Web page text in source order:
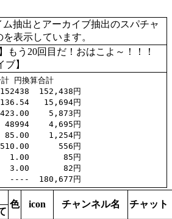
出とアーカイブ抽出のスパチャ
表示しています。
もう20回目だ！おはこよ～！！！
】
円換算合計
152,438円
15,694円
5,873円
4,695円
1,254円
556円
1.00       85円
3.00       82円
色 icon チャンネル名 チャット